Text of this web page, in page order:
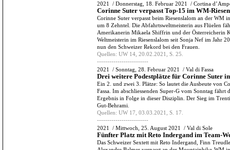
2021
/ Donnerstag, 18. Februar 2021 / Cortina
Corinne Suter verpasst Top-15 im WM-
Corinne Suter verpasst beim Riesenslalom an der WM
um 8 Zehntel. Die Abfahrtsweltmeisterin aus Flüelen
Amerikanerin Mikaela Shiffrin und der Österreicherin
Weltmeisterin im Riesenslalom seit Sonja Nef im Jahr
nun den Schweizer Rekord bei den Frauen.
Quellen: UW 14, 20.02.2021, S. 25.
-------------------------
2021
/ Sonntag, 28. Februar 2021 / Val di Fassa
Drei weitere Podestplätze für Corinne Suter
Ein 2. und zwei 3. Plätze: So lautet die Ausbeute von
Fassa. Im abschliessenden Super-G vom Sonntag
Ergebnis in Folge in dieser Disziplin. Der Sieg im
Gut-Behrami.
Quellen: UW 17, 03.03.2021, S. 17.
-------------------------
2021
/ Mittwoch, 25. August 2021 / Val di Sole
Fünfter Platz mit Reto Indergand im Team-
Das Schweizer Sextett mit Reto Indergand, Finn